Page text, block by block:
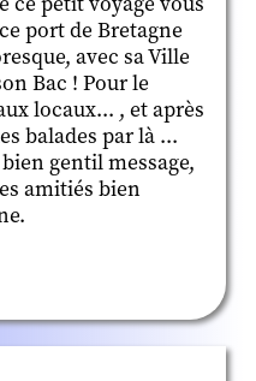
port de Bretagne
avec sa Ville
Bac ! Pour le
locaux... , et après
balades par là ...
gentil message,
amitiés bien